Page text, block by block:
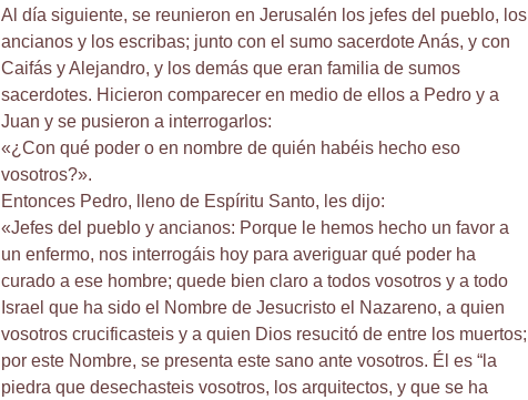
Al día siguiente, se reunieron en Jerusalén los jefes del pueblo, los
ancianos y los escribas; junto con el sumo sacerdote Anás, y con
Caifás y Alejandro, y los demás que eran familia de sumos
sacerdotes. Hicieron comparecer en medio de ellos a Pedro y a
Juan y se pusieron a interrogarlos:
«¿Con qué poder o en nombre de quién habéis hecho eso
vosotros?».
Entonces Pedro, lleno de Espíritu Santo, les dijo:
«Jefes del pueblo y ancianos: Porque le hemos hecho un favor a
un enfermo, nos interrogáis hoy para averiguar qué poder ha
curado a ese hombre; quede bien claro a todos vosotros y a todo
Israel que ha sido el Nombre de Jesucristo el Nazareno, a quien
vosotros crucificasteis y a quien Dios resucitó de entre los muertos;
por este Nombre, se presenta este sano ante vosotros. Él es “la
piedra que desechasteis vosotros, los arquitectos, y que se ha